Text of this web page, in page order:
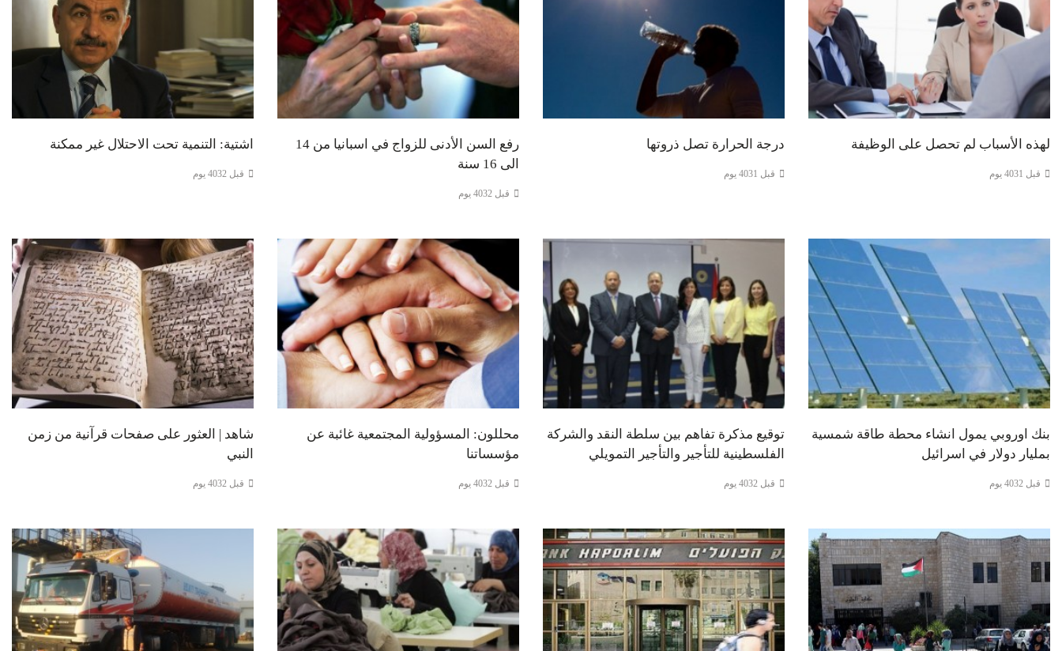
لهذه الأسباب لم تحصل على الوظيفة
قبل 4031 يوم
درجة الحرارة تصل ذروتها
قبل 4031 يوم
رفع السن الأدنى للزواج في اسبانيا من 14
الى 16 سنة
قبل 4032 يوم
اشتية: التنمية تحت الاحتلال غير ممكنة
قبل 4032 يوم
بنك اوروبي يمول انشاء محطة طاقة شمسية
بمليار دولار في اسرائيل
قبل 4032 يوم
توقيع مذكرة تفاهم بين سلطة النقد والشركة
الفلسطينية للتأجير والتأجير التمويلي
قبل 4032 يوم
محللون: المسؤولية المجتمعية غائبة عن
مؤسساتنا
قبل 4032 يوم
شاهد | العثور على صفحات قرآنية من زمن
النبي
قبل 4032 يوم